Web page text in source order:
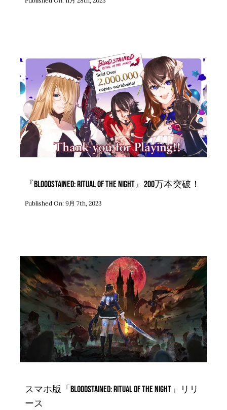
『Bloodstained: Ritual of the Night』200万本突破！
Published On: 9月 7th, 2023
スマホ版「Bloodstained: Ritual of the Night」リリ
ース